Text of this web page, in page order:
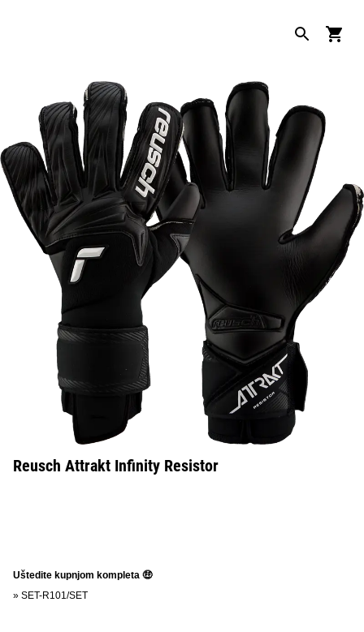
Reusch Attrakt Infinity Resistor
Uštedite kupnjom kompleta 🤑
» SET-R101/SET